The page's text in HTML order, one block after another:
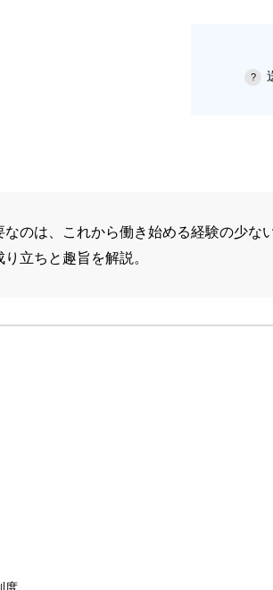
のは、これから働き始める経験の少
立ちと趣旨を解説。
度